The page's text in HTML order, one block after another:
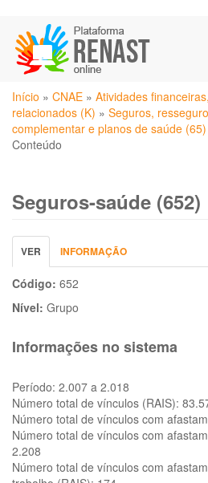
para
conteúdo
principal
Você
está
aqui
Início » CNAE » Atividades
relacionados (K) » Seguros,
complementar e planos de saúde (65)
Conteúdo
Seguros-saúde (652)
Abas
primárias
VER (ABA
ATIVA)
INFORMAÇÃO
Código: 652
Nível: Grupo
Informações no sistema
Período: 2.007 a 2.018
Número total de vínculos (RAIS):
Número total de vínculos com
Número total de vínculos com
2.208
Número total de vínculos com